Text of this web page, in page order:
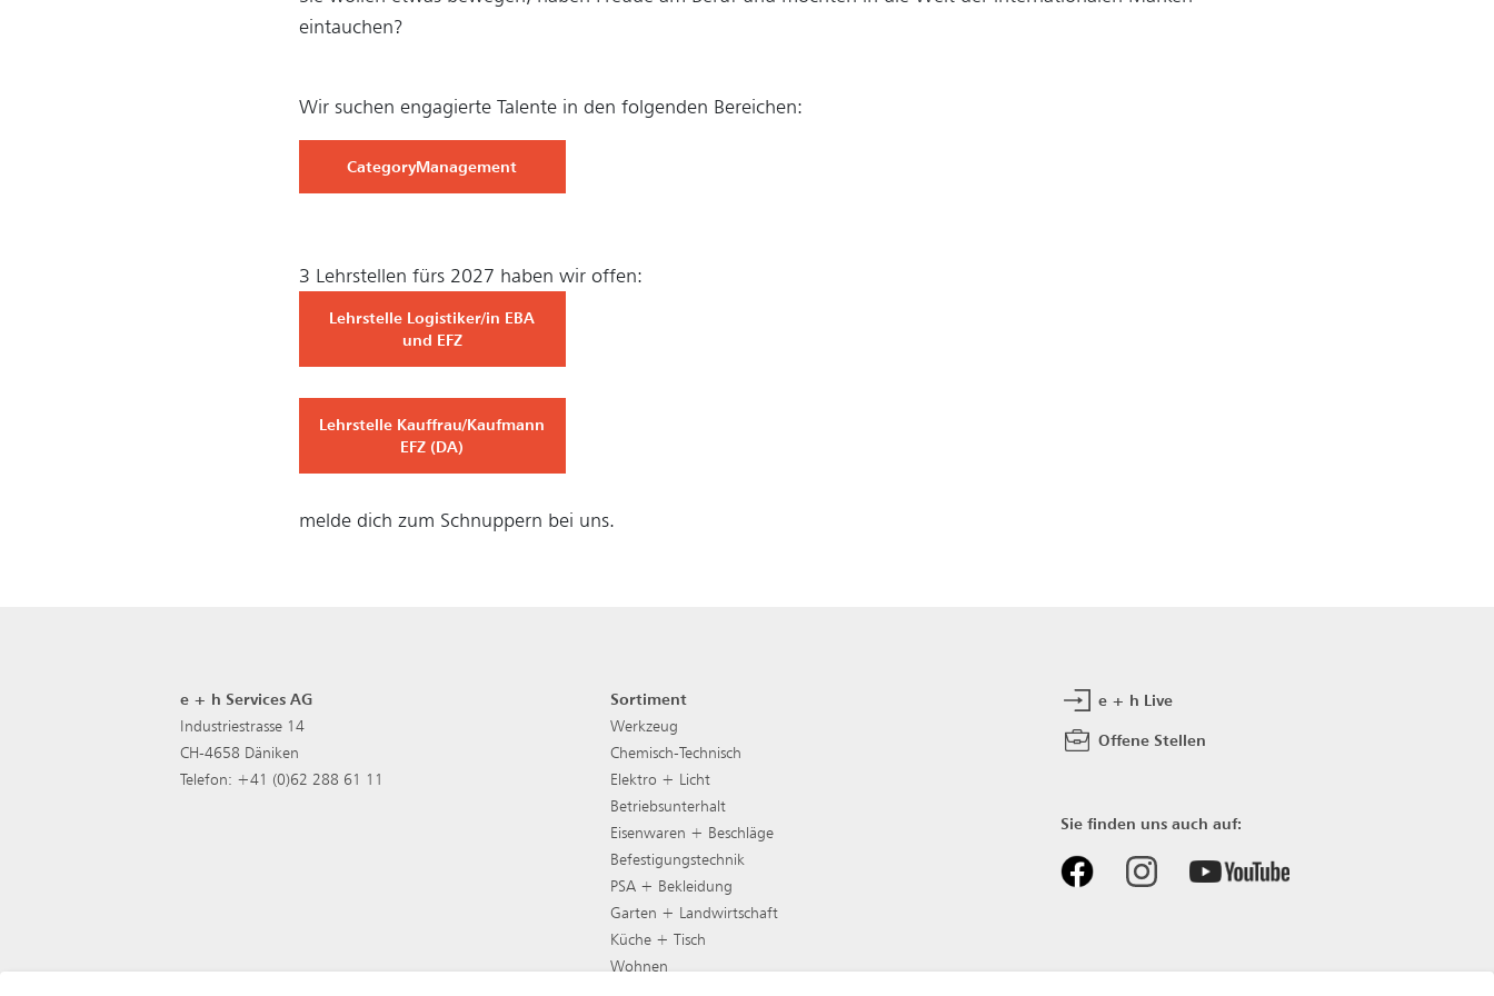
eintauchen?
Wir suchen engagierte Talente in den folgenden Bereichen:
CategoryManagement
3 Lehrstellen fürs 2027 haben wir offen:
Lehrstelle Logistiker/in EBA
und EFZ
Lehrstelle Kauffrau/Kaufmann
EFZ (DA)
melde dich zum Schnuppern bei uns.
e + h Services AG
Industriestrasse 14
CH-4658 Däniken
Telefon: +41 (0)62 288 61 11
Footer Navigation
Sortiment
Werkzeug
Chemisch-Technisch
Elektro + Licht
Betriebsunterhalt
Eisenwaren + Beschläge
Befestigungstechnik
PSA + Bekleidung
Garten + Landwirtschaft
Küche + Tisch
Wohnen
e + h Live
Offene Stellen
Sie finden uns auch auf: